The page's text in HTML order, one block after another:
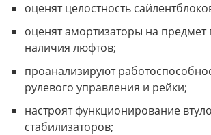
оценят целостность
оценят амортизаторы на предмет
наличия люфтов;
проанализируют
рулевого управления и рейки;
настроят функционирование
стабилизаторов;